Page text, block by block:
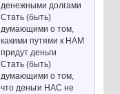
денежными долгами
Стать (быть)
думающими о том,
какими путями к НАМ
придут деньги
Стать (быть)
думающими о том,
что деньги НАС не